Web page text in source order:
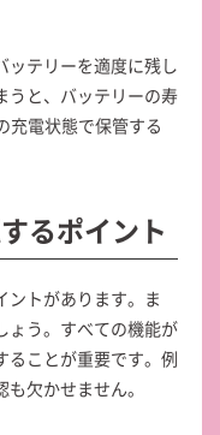
ッテリーを適度に残し
うと、バッテリーの寿
充電状態で保管する
るポイント
ントがあります。ま
ょう。すべての機能が
ることが重要です。例
欠かせません。